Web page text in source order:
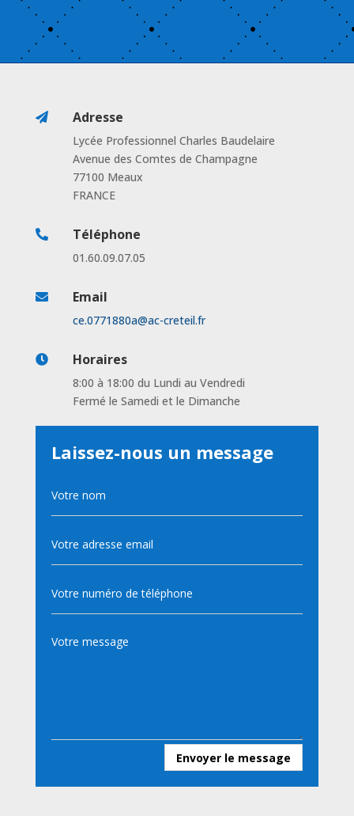
 Adresse
Lycée Professionnel Charles Baudelaire
Avenue des Comtes de Champagne
77100 Meaux
FRANCE
 Téléphone
01.60.09.07.05
 Email
ce.0771880a@ac-creteil.fr
 Horaires
8:00 à 18:00 du Lundi au Vendredi
Fermé le Samedi et le Dimanche
Laissez-nous un message
Envoyer le message